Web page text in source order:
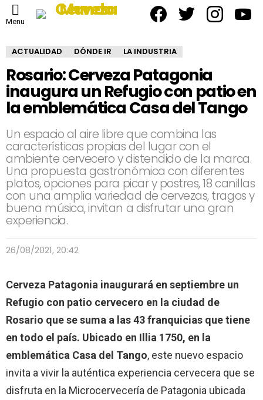
Menu
ACTUALIDAD DÓNDE IR LA INDUSTRIA
Rosario: Cerveza Patagonia
inaugura un Refugio con patio en
la emblemática Casa del Tango
Un espacio al aire libre que combina las
características propias del lugar con el
ambiente cervecero y distendido de la marca.
Una propuesta gastronómica con diferentes
platos, opciones para picar y postres, 18 canillas
con una amplia variedad de cervezas, tragos y
buena música, invitan a disfrutar una gran
experiencia.
26/08/2021, 20:42
Cerveza Patagonia inaugurará en septiembre un
Refugio con patio cervecero en la ciudad de
Rosario que se suma a las 43 franquicias que tiene
en todo el país. Ubicado en Illia 1750, en la
emblemática Casa del Tango, este nuevo espacio
invita a vivir la auténtica experiencia cervecera que se
disfruta en la Microcervecería de Patagonia ubicada